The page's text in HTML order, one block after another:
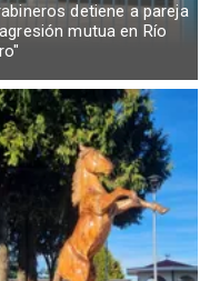
detiene a pareja
mutua en Río